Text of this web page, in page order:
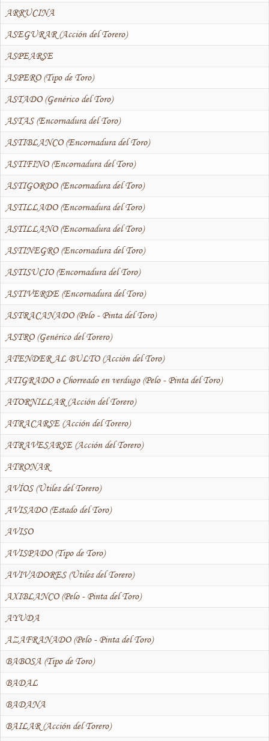
ARRUCINA
ASEGURAR (Acción del Torero)
ASPEARSE
ASPERO (Tipo de Toro)
ASTADO (Genérico del Toro)
ASTAS (Encornadura del Toro)
ASTIBLANCO (Encornadura del Toro)
ASTIFINO (Encornadura del Toro)
ASTIGORDO (Encornadura del Toro)
ASTILLADO (Encornadura del Toro)
ASTILLANO (Encornadura del Toro)
ASTINEGRO (Encornadura del Toro)
ASTISUCIO (Encornadura del Toro)
ASTIVERDE (Encornadura del Toro)
ASTRACANADO (Pelo - Pinta del Toro)
ASTRO (Genérico del Torero)
ATENDER AL BULTO (Acción del Toro)
ATIGRADO o Chorreado en verdugo (Pelo - Pinta del Toro)
ATORNILLAR (Acción del Torero)
ATRACARSE (Acción del Torero)
ATRAVESARSE (Acción del Torero)
ATRONAR
AVÍOS (Útiles del Torero)
AVISADO (Estado del Toro)
AVISO
AVISPADO (Tipo de Toro)
AVIVADORES (Útiles del Torero)
AXIBLANCO (Pelo - Pinta del Toro)
AYUDA
AZAFRANADO (Pelo - Pinta del Toro)
BABOSA (Tipo de Toro)
BADAL
BADANA
BAILAR (Acción del Torero)